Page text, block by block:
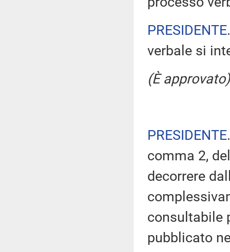
PRESIDENTE
verbale si
(È approvato)
PRESIDENTE
comma 2,
decorrere
consultabile
pubblicato